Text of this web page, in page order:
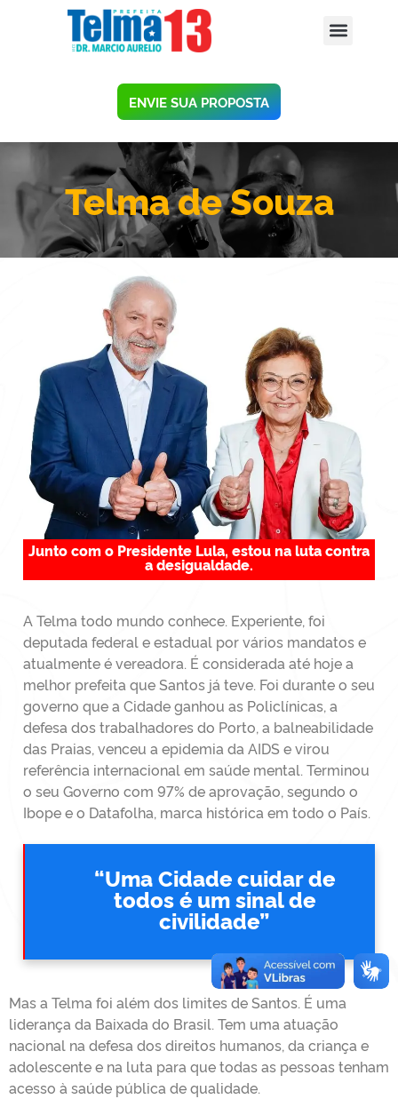
ENVIE SUA PROPOSTA
Telma de Souza
Junto com o Presidente Lula, estou na luta contra
a desigualdade.
A Telma todo mundo conhece. Experiente, foi
deputada federal e estadual por vários mandatos e
atualmente é vereadora. É considerada até hoje a
melhor prefeita que Santos já teve. Foi durante o seu
governo que a Cidade ganhou as Policlínicas, a
defesa dos trabalhadores do Porto, a balneabilidade
das Praias, venceu a epidemia da AIDS e virou
referência internacional em saúde mental. Terminou
o seu Governo com 97% de aprovação, segundo o
Ibope e o Datafolha, marca histórica em todo o País.
“Uma Cidade cuidar de
todos é um sinal de
civilidade”
Mas a Telma foi além dos limites de Santos. É uma
liderança da Baixada do Brasil. Tem uma atuação
nacional na defesa dos direitos humanos, da criança e
adolescente e na luta para que todas as pessoas tenham
acesso à saúde pública de qualidade.